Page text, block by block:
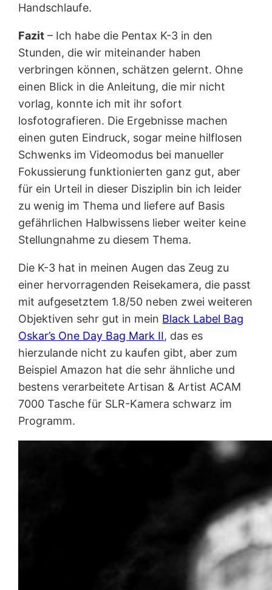
Handschlaufe.
Fazit – Ich habe die Pentax K-3 in den
Stunden, die wir miteinander haben
verbringen können, schätzen gelernt. Ohne
einen Blick in die Anleitung, die mir nicht
vorlag, konnte ich mit ihr sofort
losfotografieren. Die Ergebnisse machen
einen guten Eindruck, sogar meine hilflosen
Schwenks im Videomodus bei manueller
Fokussierung funktionierten ganz gut, aber
für ein Urteil in dieser Disziplin bin ich leider
zu wenig im Thema und liefere auf Basis
gefährlichen Halbwissens lieber weiter keine
Stellungnahme zu diesem Thema.
Die K-3 hat in meinen Augen das Zeug zu
einer hervorragenden Reisekamera, die passt
mit aufgesetztem 1.8/50 neben zwei weiteren
Objektiven sehr gut in mein Black Label Bag
Oskar’s One Day Bag Mark II, das es
hierzulande nicht zu kaufen gibt, aber zum
Beispiel Amazon hat die sehr ähnliche und
bestens verarbeitete Artisan & Artist ACAM
7000 Tasche für SLR-Kamera schwarz im
Programm.